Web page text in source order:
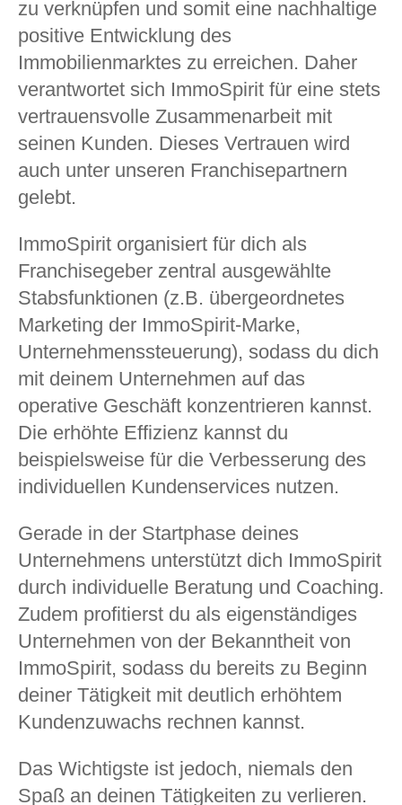
zu verknüpfen und somit eine nachhaltige
positive Entwicklung des
Immobilienmarktes zu erreichen. Daher
verantwortet sich ImmoSpirit für eine stets
vertrauensvolle Zusammenarbeit mit
seinen Kunden. Dieses Vertrauen wird
auch unter unseren Franchisepartnern
gelebt.
ImmoSpirit organisiert für dich als
Franchisegeber zentral ausgewählte
Stabsfunktionen (z.B. übergeordnetes
Marketing der ImmoSpirit-Marke,
Unternehmenssteuerung), sodass du dich
mit deinem Unternehmen auf das
operative Geschäft konzentrieren kannst.
Die erhöhte Effizienz kannst du
beispielsweise für die Verbesserung des
individuellen Kundenservices nutzen.
Gerade in der Startphase deines
Unternehmens unterstützt dich ImmoSpirit
durch individuelle Beratung und Coaching.
Zudem profitierst du als eigenständiges
Unternehmen von der Bekanntheit von
ImmoSpirit, sodass du bereits zu Beginn
deiner Tätigkeit mit deutlich erhöhtem
Kundenzuwachs rechnen kannst.
Das Wichtigste ist jedoch, niemals den
Spaß an deinen Tätigkeiten zu verlieren.